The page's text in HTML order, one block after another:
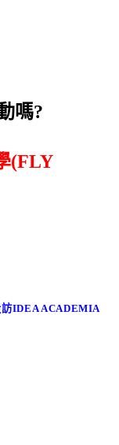
嗎?
(FLY